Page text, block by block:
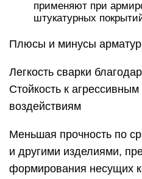
применяют при
штукатурных
Плюсы и минусы
Легкость сварки
Стойкость к
воздействиям
Меньшая прочность по
и другими изделиями,
формирования несущих